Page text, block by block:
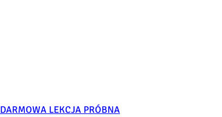
DARMOWA LEKCJA PRÓBNA